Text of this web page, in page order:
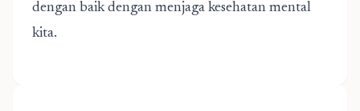
dengan baik dengan menjaga kesehatan mental
kita.